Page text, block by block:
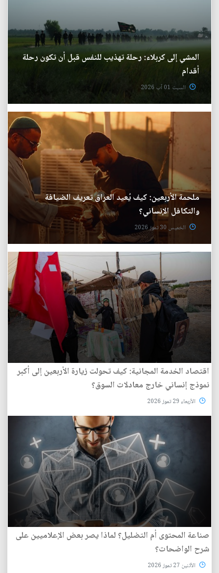
المشي إلى كربلاء: رحلة تهذيب للنفس قبل أن تكون رحلة
أقدام
السبت 01 آب 2026
ملحمة الأربعين: كيف يُعيد العراق تعريف الضيافة
والتكافل الإنساني؟
الخميس 30 تموز 2026
اقتصاد الخدمة المجانية: كيف تحولت زيارة الأربعين إلى أكبر
نموذج إنساني خارج معادلات السوق؟
الأربعاء 29 تموز 2026
صناعة المحتوى أم التضليل؟ لماذا يصر بعض الإعلاميين على
شرح الواضحات؟
الأثنين 27 تموز 2026